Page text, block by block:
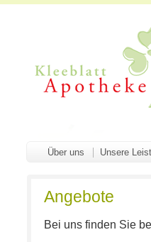
Über uns Unsere
Angebote
Bei uns finden Sie